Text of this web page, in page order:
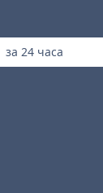
за 24 часа